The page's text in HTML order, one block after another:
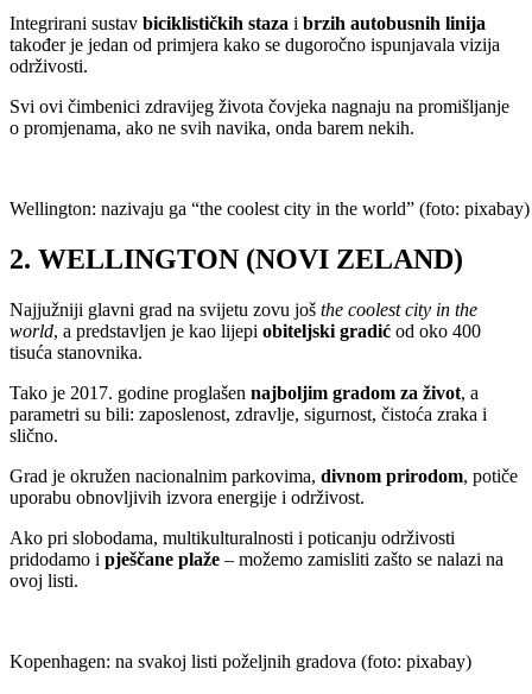
Integrirani sustav biciklističkih staza i brzih autobusnih linija
također je jedan od primjera kako se dugoročno ispunjavala vizija
održivosti.
Svi ovi čimbenici zdravijeg života čovjeka nagnaju na promišljanje
o promjenama, ako ne svih navika, onda barem nekih.
Wellington: nazivaju ga “the coolest city in the world” (foto: pixabay)
2. WELLINGTON (NOVI ZELAND)
Najjužniji glavni grad na svijetu zovu još the coolest city in the
world, a predstavljen je kao lijepi obiteljski gradić od oko 400
tisuća stanovnika.
Tako je 2017. godine proglašen najboljim gradom za život, a
parametri su bili: zaposlenost, zdravlje, sigurnost, čistoća zraka i
slično.
Grad je okružen nacionalnim parkovima, divnom prirodom, potiče
uporabu obnovljivih izvora energije i održivost.
Ako pri slobodama, multikulturalnosti i poticanju održivosti
pridodamo i pješčane plaže – možemo zamisliti zašto se nalazi na
ovoj listi.
Kopenhagen: na svakoj listi poželjnih gradova (foto: pixabay)